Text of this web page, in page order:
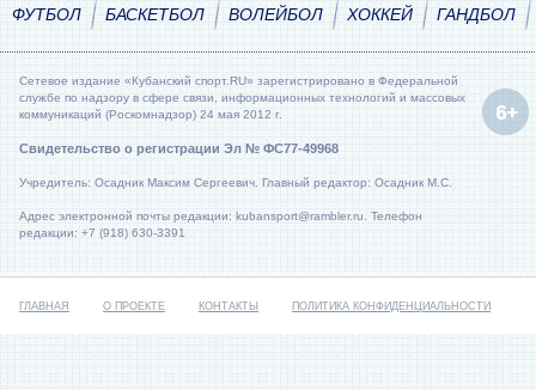
ФУТБОЛ БАСКЕТБОЛ ВОЛЕЙБОЛ ХОККЕЙ ГАНДБОЛ
Сетевое издание «Кубанский спорт.RU» зарегистрировано в Федеральной
службе по надзору в сфере связи, информационных технологий и массовых
коммуникаций (Роскомнадзор) 24 мая 2012 г.
Свидетельство о регистрации Эл № ФС77-49968
Учредитель: Осадник Максим Сергеевич. Главный редактор: Осадник М.С.
Адрес электронной почты редакции: kubansport@rambler.ru. Телефон
редакции: +7 (918) 630-3391
ГЛАВНАЯ О ПРОЕКТЕ КОНТАКТЫ ПОЛИТИКА КОНФИДЕНЦИАЛЬНОСТИ